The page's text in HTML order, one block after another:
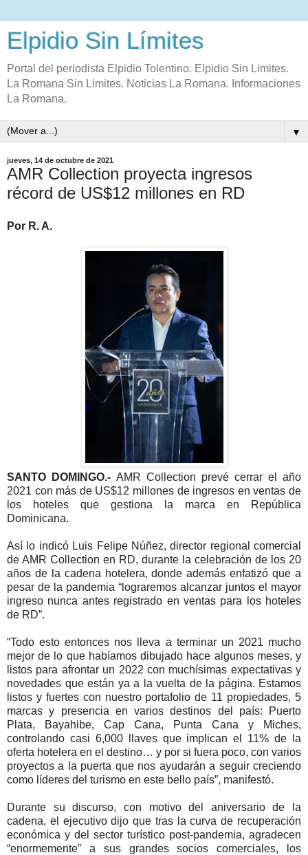
Elpidio Sin Límites
Portal del periodista Elpidio Tolentino. Elpidio Sin Limites.
La Romana Sin Limites. Noticias La Romana. Informaciones
La Romana.
▼
jueves, 14 de octubre de 2021
AMR Collection proyecta ingresos
récord de US$12 millones en RD
Por R. A.
SANTO DOMINGO.- AMR Collection prevé cerrar el año
2021 con más de US$12 millones de ingresos en ventas de
los hoteles que gestiona la marca en República
Dominicana.
Así lo indicó Luis Felipe Núñez, director regional comercial
de AMR Collection en RD, durante la celebración de los 20
años de la cadena hotelera, donde además enfatizó que a
pesar de la pandemia “lograremos alcanzar juntos el mayor
ingreso nunca antes registrado en ventas para los hoteles
de RD”.
“Todo esto entonces nos lleva a terminar un 2021 mucho
mejor de lo que habíamos dibujado hace algunos meses, y
listos para afrontar un 2022 con muchísimas expectativas y
novedades que están ya a la vuelta de la página. Estamos
listos y fuertes con nuestro portafolio de 11 propiedades, 5
marcas y presencia en varios destinos del país: Puerto
Plata, Bayahibe, Cap Cana, Punta Cana y Miches,
controlando casi 6,000 llaves que implican el 11% de la
oferta hotelera en el destino… y por si fuera poco, con varios
proyectos a la puerta que nos ayudarán a seguir creciendo
como líderes del turismo en este bello país”, manifestó.
Durante su discurso, con motivo del aniversario de la
cadena, el ejecutivo dijo que tras la curva de recuperación
económica y del sector turístico post-pandemia, agradecen
“enormemente” a sus grandes socios comerciales, los